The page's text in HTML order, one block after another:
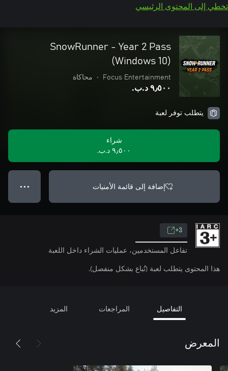
تخطي إلى المحتوى الرئيسي
SnowRunner - Year 2 Pass
(Windows 10)
Focus Entertainment
• محاكاة
٩٫٥٠٠ د.ب.‏
يتطلب توفر لعبة
شراء
٩٫٥٠٠ د.ب.‏
إضافة إلى قائمة الأمنيات ● ● ●
3+
تفاعل المستخدمين، عمليات الشراء داخل اللعبة
هذا المحتوى يتطلب لعبة (تُباع بشكل منفصل).
التفاصيل المراجعات المزيد
المعرض